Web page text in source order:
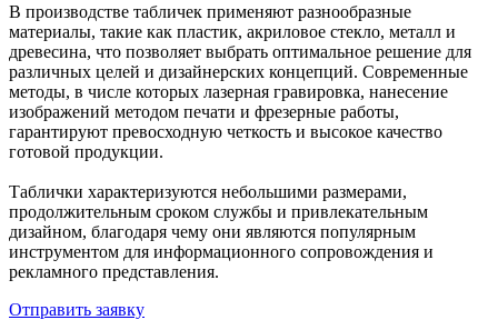
В производстве табличек применяют разнообразные
материалы, такие как пластик, акриловое стекло, металл и
древесина, что позволяет выбрать оптимальное решение для
различных целей и дизайнерских концепций. Современные
методы, в числе которых лазерная гравировка, нанесение
изображений методом печати и фрезерные работы,
гарантируют превосходную четкость и высокое качество
готовой продукции.
Таблички характеризуются небольшими размерами,
продолжительным сроком службы и привлекательным
дизайном, благодаря чему они являются популярным
инструментом для информационного сопровождения и
рекламного представления.
Отправить заявку